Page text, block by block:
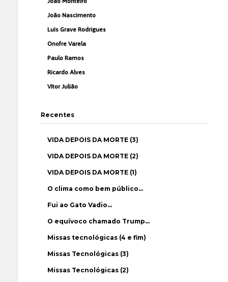
João Nascimento
Luís Grave Rodrigues
Onofre Varela
Paulo Ramos
Ricardo Alves
Vítor Julião
Recentes
VIDA DEPOIS DA MORTE (3)
VIDA DEPOIS DA MORTE (2)
VIDA DEPOIS DA MORTE (1)
O clima como bem público…
Fui ao Gato Vadio…
O equívoco chamado Trump…
Missas tecnológicas (4 e fim)
Missas Tecnológicas (3)
Missas Tecnológicas (2)